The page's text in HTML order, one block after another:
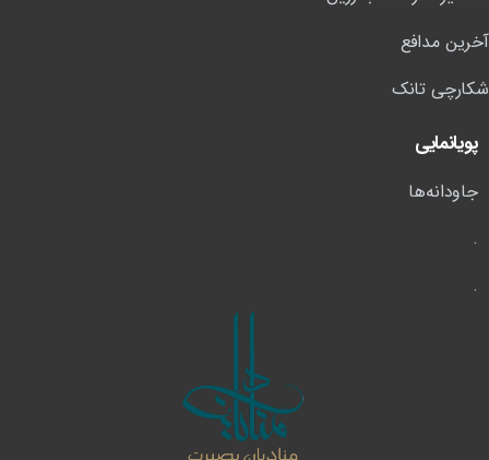
آخرین مدافع
شکارچی تانک
پویانمایی
جاودانه‌ها
.
.